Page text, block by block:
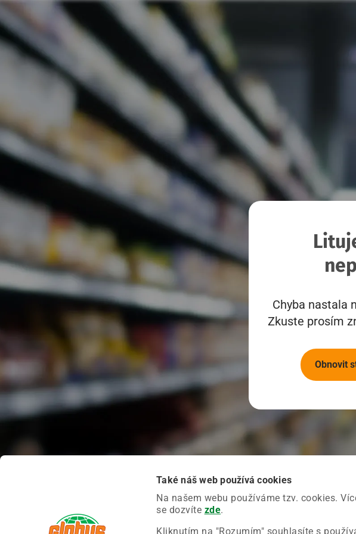
Také náš web používá cookies
Na našem webu používáme tzv. cookies.
se dozvíte zde.
Kliknutím na "Rozumím" souhlasíte s
Chyba nastala
Zkuste prosím
Obnovit